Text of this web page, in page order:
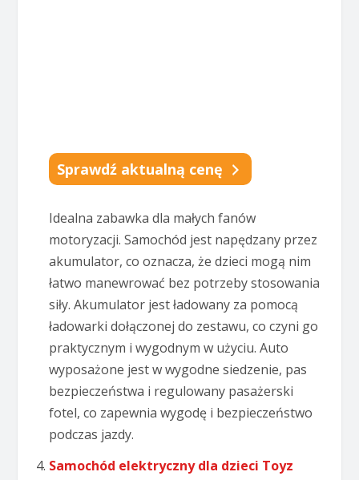
Sprawdź aktualną cenę
Idealna zabawka dla małych fanów
motoryzacji. Samochód jest napędzany przez
akumulator, co oznacza, że dzieci mogą nim
łatwo manewrować bez potrzeby stosowania
siły. Akumulator jest ładowany za pomocą
ładowarki dołączonej do zestawu, co czyni go
praktycznym i wygodnym w użyciu. Auto
wyposażone jest w wygodne siedzenie, pas
bezpieczeństwa i regulowany pasażerski
fotel, co zapewnia wygodę i bezpieczeństwo
podczas jazdy.
Samochód elektryczny dla dzieci Toyz